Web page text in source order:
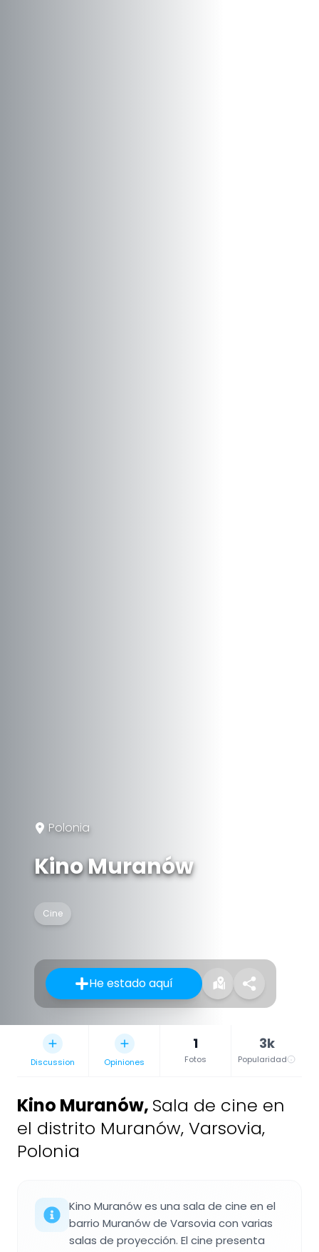
Polonia
Kino Muranów
Cine
He estado aquí
Discussion Opiniones
1
Fotos
3k
Popularidad
Kino Muranów, Sala de cine en
el distrito Muranów, Varsovia,
Polonia
Kino Muranów es una sala de cine en el
barrio Muranów de Varsovia con varias
salas de proyección. El cine presenta